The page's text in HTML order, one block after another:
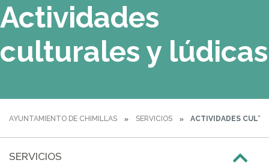
Actividades
culturales y lúdicas
AYUNTAMIENTO DE CHIMILLAS SERVICIOS ACTIVIDADES
SERVICIOS